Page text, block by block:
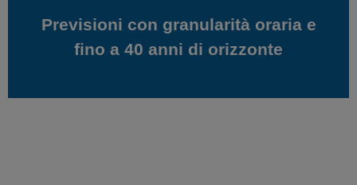
Previsioni con granularità oraria e
fino a 40 anni di orizzonte
Previsioni con granularità oraria e
fino a 40 anni di orizzonte